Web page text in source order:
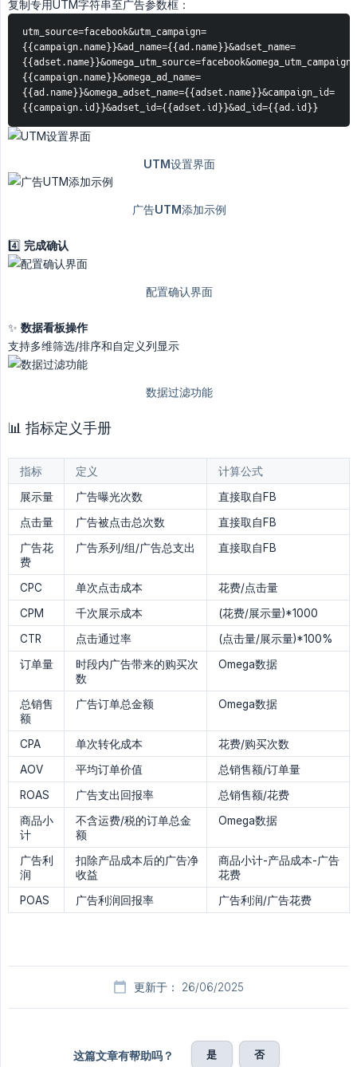
复制专用UTM字符串至广告参数框：
utm_source=facebook&utm_campaign=
{{campaign.name}}&ad_name={{ad.name}}&adset_name=
{{adset.name}}&omega_utm_source=facebook&omega_utm_campaign=
{{campaign.name}}&omega_ad_name=
{{ad.name}}&omega_adset_name={{adset.name}}&campaign_id=
{{campaign.id}}&adset_id={{adset.id}}&ad_id={{ad.id}}
4️⃣ 完成确认
✨ 数据看板操作
支持多维筛选/排序和自定义列显示
📊 指标定义手册
指标 定义
计算公式
展示量
广告曝光次数
直接取自FB
点击量
广告被点击总次数
直接取自FB
广告花
费
广告系列/组/广告总支出 直接取自FB
CPC 单次点击成本
花费/点击量
CPM
千次展示成本
(花费/展示量)*1000
CTR
点击通过率
(点击量/展示量)*100%
订单量
时段内广告带来的购买次
数
Omega数据
总销售
额
广告订单总金额 Omega数据
CPA 单次转化成本
花费/购买次数
AOV
平均订单价值
总销售额/订单量
ROAS
广告支出回报率
总销售额/花费
商品小
计
不含运费/税的订单总金
额
Omega数据
广告利
润
扣除产品成本后的广告净
收益
商品小计-产品成本-广告
花费
POAS
广告利润回报率 广告利润/广告花费
更新于： 26/06/2025
这篇文章有帮助吗？ 是 否